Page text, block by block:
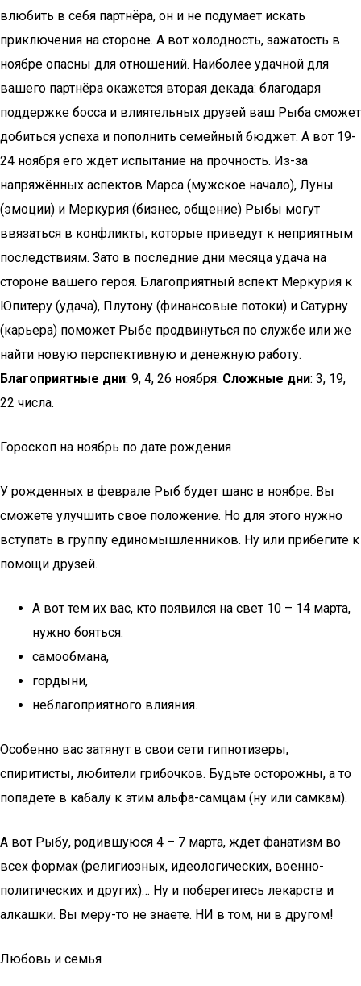
влюбить в себя партнёра, он и не подумает искать
приключения на стороне. А вот холодность, зажатость в
ноябре опасны для отношений. Наиболее удачной для
вашего партнёра окажется вторая декада: благодаря
поддержке босса и влиятельных друзей ваш Рыба сможет
добиться успеха и пополнить семейный бюджет. А вот 19-
24 ноября его ждёт испытание на прочность. Из-за
напряжённых аспектов Марса (мужское начало), Луны
(эмоции) и Меркурия (бизнес, общение) Рыбы могут
ввязаться в конфликты, которые приведут к неприятным
последствиям. Зато в последние дни месяца удача на
стороне вашего героя. Благоприятный аспект Меркурия к
Юпитеру (удача), Плутону (финансовые потоки) и Сатурну
(карьера) поможет Рыбе продвинуться по службе или же
найти новую перспективную и денежную работу.
Благоприятные дни: 9, 4, 26 ноября. Сложные дни: 3, 19,
22 числа.
Гороскоп на ноябрь по дате рождения
У рожденных в феврале Рыб будет шанс в ноябре. Вы
сможете улучшить свое положение. Но для этого нужно
вступать в группу единомышленников. Ну или прибегите к
помощи друзей.
А вот тем их вас, кто появился на свет 10 – 14 марта,
нужно бояться:
самообмана,
гордыни,
неблагоприятного влияния.
Особенно вас затянут в свои сети гипнотизеры,
спиритисты, любители грибочков. Будьте осторожны, а то
попадете в кабалу к этим альфа-самцам (ну или самкам).
А вот Рыбу, родившуюся 4 – 7 марта, ждет фанатизм во
всех формах (религиозных, идеологических, военно-
политических и других)… Ну и поберегитесь лекарств и
алкашки. Вы меру-то не знаете. НИ в том, ни в другом!
Любовь и семья